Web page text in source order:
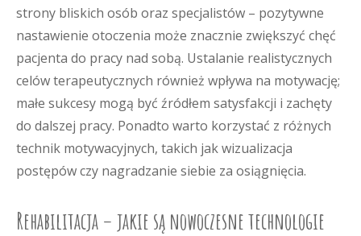
strony bliskich osób oraz specjalistów – pozytywne
nastawienie otoczenia może znacznie zwiększyć chęć
pacjenta do pracy nad sobą. Ustalanie realistycznych
celów terapeutycznych również wpływa na motywację;
małe sukcesy mogą być źródłem satysfakcji i zachęty
do dalszej pracy. Ponadto warto korzystać z różnych
technik motywacyjnych, takich jak wizualizacja
postępów czy nagradzanie siebie za osiągnięcia.
Rehabilitacja – jakie są nowoczesne technologie